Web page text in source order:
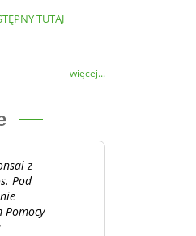
TUTAJ
więcej...
z
Pod
Pomocy